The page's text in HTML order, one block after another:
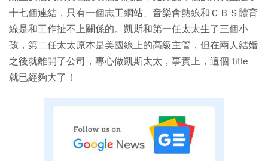
十七個連結，只有一個志工網站、音樂會熱線和ＣＢＳ體育
線是和工作扯不上關係的。凱斯和第一任太太生了三個小
孩，第二任太太原本是美國線上的高級主管，但在兩人結婚
之後就離開了公司，專心做凱斯太太，事實上，這個 title
就已經夠大了！